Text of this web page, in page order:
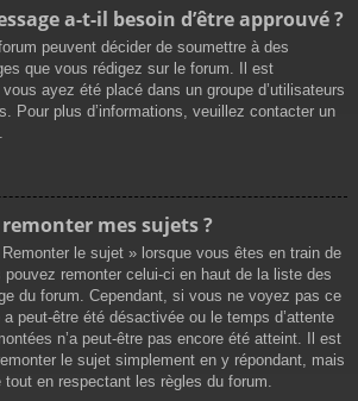
a-t-il besoin d’être approuvé ?
peuvent décider de soumettre à des
que vous rédigez sur le forum. Il est
ayez été placé dans un groupe d’utilisateurs
Pour plus d’informations, veuillez contacter un
mes sujets ?
le sujet » lorsque vous êtes en train de
remonter celui-ci en haut de la liste des
du forum. Cependant, si vous ne voyez pas ce
peut-être été désactivée ou le temps d’attente
n’a peut-être pas encore été atteint. Il est
le sujet simplement en y répondant, mais
en respectant les règles du forum.